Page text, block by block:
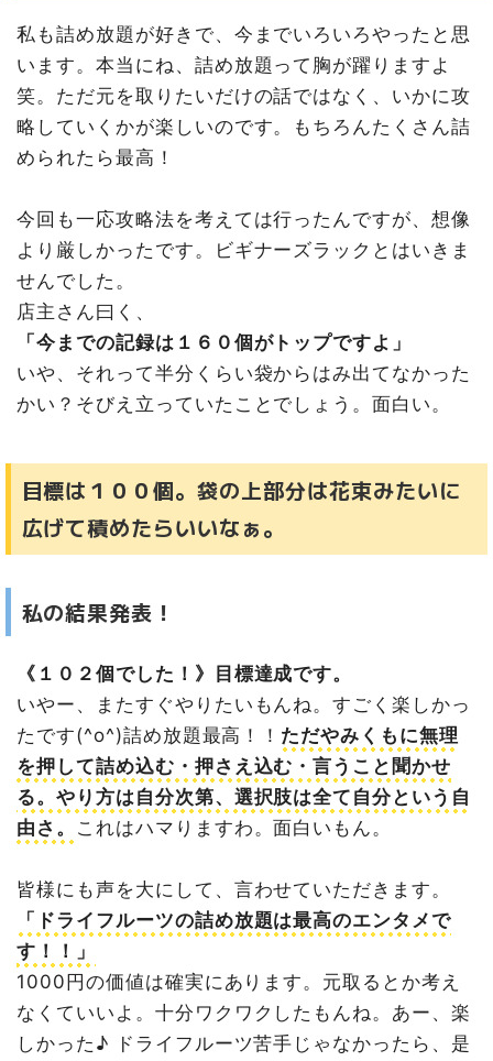
私も詰め放題が好きで、今までいろいろやったと思
います。本当にね、詰め放題って胸が躍りますよ
笑。ただ元を取りたいだけの話ではなく、いかに攻
略していくかが楽しいのです。もちろんたくさん詰
められたら最高！
今回も一応攻略法を考えては行ったんですが、想像
より厳しかったです。ビギナーズラックとはいきま
せんでした。
店主さん曰く、
「今までの記録は１６０個がトップですよ」
いや、それって半分くらい袋からはみ出てなかった
かい？そびえ立っていたことでしょう。面白い。
目標は１００個。袋の上部分は花束みたいに
広げて積めたらいいなぁ。
私の結果発表！
《１０２個でした！》目標達成です。
いやー、またすぐやりたいもんね。すごく楽しかっ
たです(^o^)詰め放題最高！！ ただやみくもに無理
を押して詰め込む・押さえ込む・言うこと聞かせ
る。やり方は自分次第、選択肢は全て自分という自
由さ。
これはハマりますわ。面白いもん。
皆様にも声を大にして、言わせていただきます。
「ドライフルーツの詰め放題は最高のエンタメで
す！！」
1000円の価値は確実にあります。元取るとか考え
なくていいよ。十分ワクワクしたもんね。あー、楽
しかった♪ ドライフルーツ苦手じゃなかったら、是